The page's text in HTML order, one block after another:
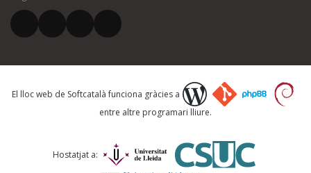
El vostre correu electrònic *
Què proposeu?
Comentari *
El lloc web de Softcatalà funciona gràcies a
entre altre programari lliure.
Hostatjat a: